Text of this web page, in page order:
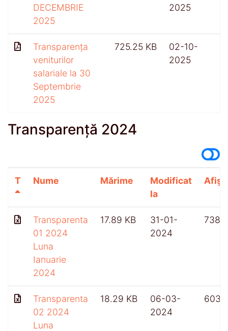
DECEMBRIE
2025
2025
Transparența
veniturilor
salariale la 30
Septembrie
2025
725.25 KB
02-10-
2025
Transparență 2024
T Nume Mărime
Modificat
la
Transparenta
01 2024
Luna
Ianuarie
2024
17.89 KB
31-01-
2024
738
Transparenta
02 2024
Luna
18.29 KB
06-03-
2024
603